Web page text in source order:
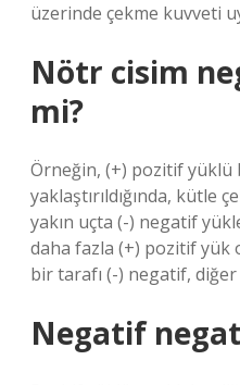
üzerinde çekme kuvveti
Nötr cisim
mi?
Örneğin, (+) pozitif yüklü
yaklaştırıldığında, kütle
yakın uçta (-) negatif
daha fazla (+) pozitif yük
bir tarafı (-) negatif,
Negatif